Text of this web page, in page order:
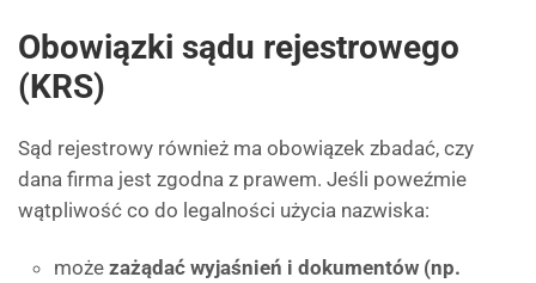
Obowiązki sądu rejestrowego
(KRS)
Sąd rejestrowy również ma obowiązek zbadać, czy
dana firma jest zgodna z prawem. Jeśli poweźmie
wątpliwość co do legalności użycia nazwiska:
może zażądać wyjaśnień i dokumentów (np.